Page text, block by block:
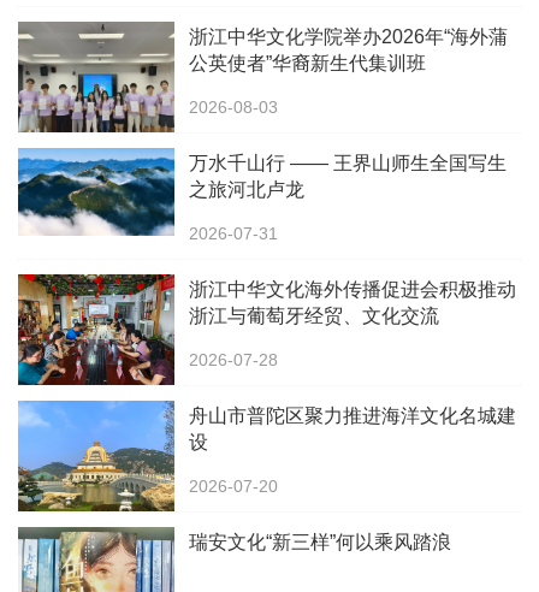
浙江中华文化学院举办2026年“海外蒲
公英使者”华裔新生代集训班
2026-08-03
万水千山行 —— 王界山师生全国写生
之旅河北卢龙
2026-07-31
浙江中华文化海外传播促进会积极推动
浙江与葡萄牙经贸、文化交流
2026-07-28
舟山市普陀区聚力推进海洋文化名城建
设
2026-07-20
瑞安文化“新三样”何以乘风踏浪